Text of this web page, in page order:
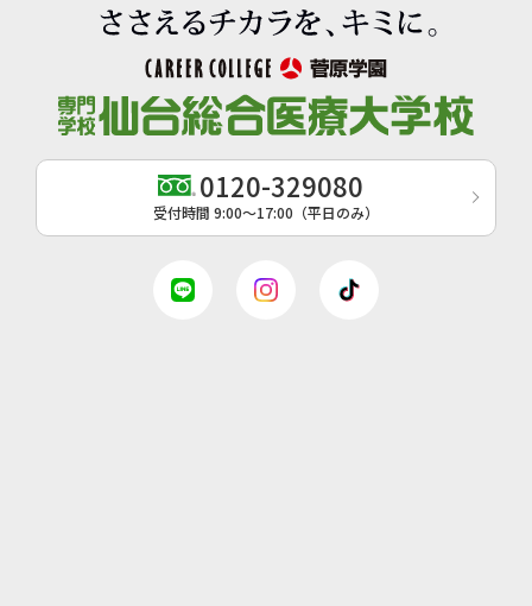
0120-329080
受付時間 9:00〜17:00（平日のみ）